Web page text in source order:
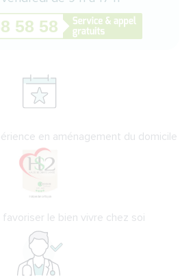
en aménagement du domicile
favoriser le bien vivre chez soi